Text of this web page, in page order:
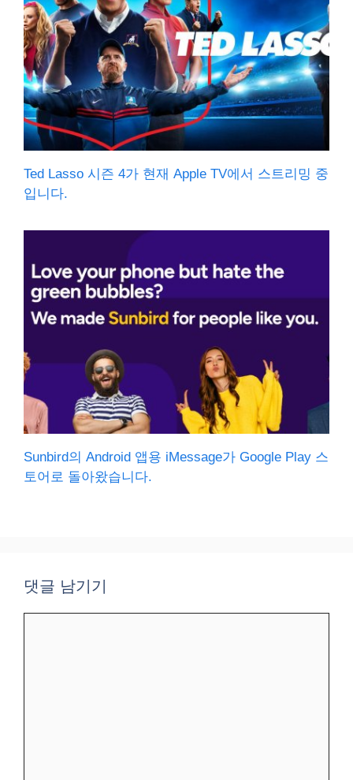
Ted Lasso 시즌 4가 현재 Apple TV에서 스트리밍 중
입니다.
Sunbird의 Android 앱용 iMessage가 Google Play 스
토어로 돌아왔습니다.
댓글 남기기